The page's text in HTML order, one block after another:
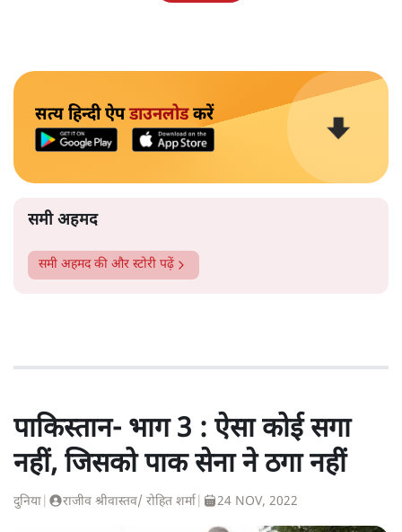
सत्य हिन्दी ऐपडाउनलोडकरें
समी अहमद
समी अहमदकी और स्टोरी पढ़ें
पाकिस्तान- भाग 3 : ऐसा कोई सगा
नहीं, जिसको पाक सेना ने ठगा नहीं
दुनिया राजीव श्रीवास्तव/ रोहित शर्मा 24 NOV, 2022